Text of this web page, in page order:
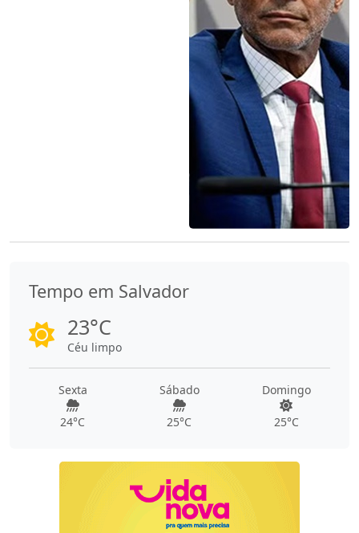
Tempo em Salvador
23°C
Céu limpo
Sexta
24°C
Sábado
25°C
Domingo
25°C